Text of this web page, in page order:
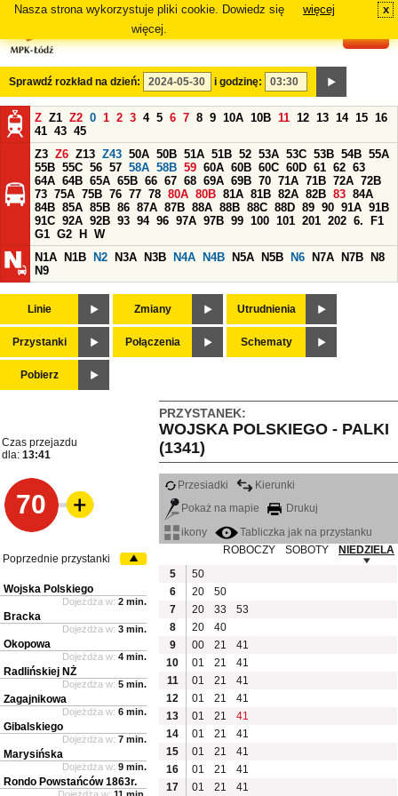
Nasza strona wykorzystuje pliki cookie. Dowiedz się
więcej.
więcej x
Sprawdź rozkład na dzień: i godzinę:
Z Z1 Z2 0 1 2 3 4 5 6 7 8 9 10A 10B 11 12 13 14 15 16
41 43 45
Z3 Z6 Z13 Z43 50A 50B 51A 51B 52 53A 53C 53B 54B 55A
55B 55C 56 57 58A 58B 59 60A 60B 60C 60D 61 62 63
64A 64B 65A 65B 66 67 68 69A 69B 70 71A 71B 72A 72B
73 75A 75B 76 77 78 80A 80B 81A 81B 82A 82B 83 84A
84B 85A 85B 86 87A 87B 88A 88B 88C 88D 89 90 91A 91B
91C 92A 92B 93 94 96 97A 97B 99 100 101 201 202 6.
F1
G1 G2 H
W
N1A
N1B N2 N3A N3B N4A N4B N5A N5B N6 N7A N7B
N8
N9
Linie Zmiany Utrudnienia
Przystanki Połączenia Schematy
Pobierz
PRZYSTANEK:
WOJSKA POLSKIEGO - PALKI
(1341)
Czas przejazdu
dla: 13:41
70
Przesiadki
Kierunki
Pokaż na mapie
Drukuj
ikony
Tabliczka jak na przystanku
ROBOCZY
SOBOTY
NIEDZIELA
5
50
6
20
50
7
20 33
53
8
20
40
9
00 21
41
10
01 21
41
11
01 21
41
12
01 21
41
13
01 21
41
14
01 21
41
15
01 21
41
16
01 21
41
17
01 21 41
Poprzednie przystanki
Wojska Polskiego
Dojeżdża w: 2 min.
Bracka
Dojeżdża w: 3 min.
Okopowa
Dojeżdża w: 4 min.
Radlińskiej NŻ
Dojeżdża w: 5 min.
Zagajnikowa
Dojeżdża w: 6 min.
Gibalskiego
Dojeżdża w: 7 min.
Marysińska
Dojeżdża w: 9 min.
Rondo Powstańców 1863r.